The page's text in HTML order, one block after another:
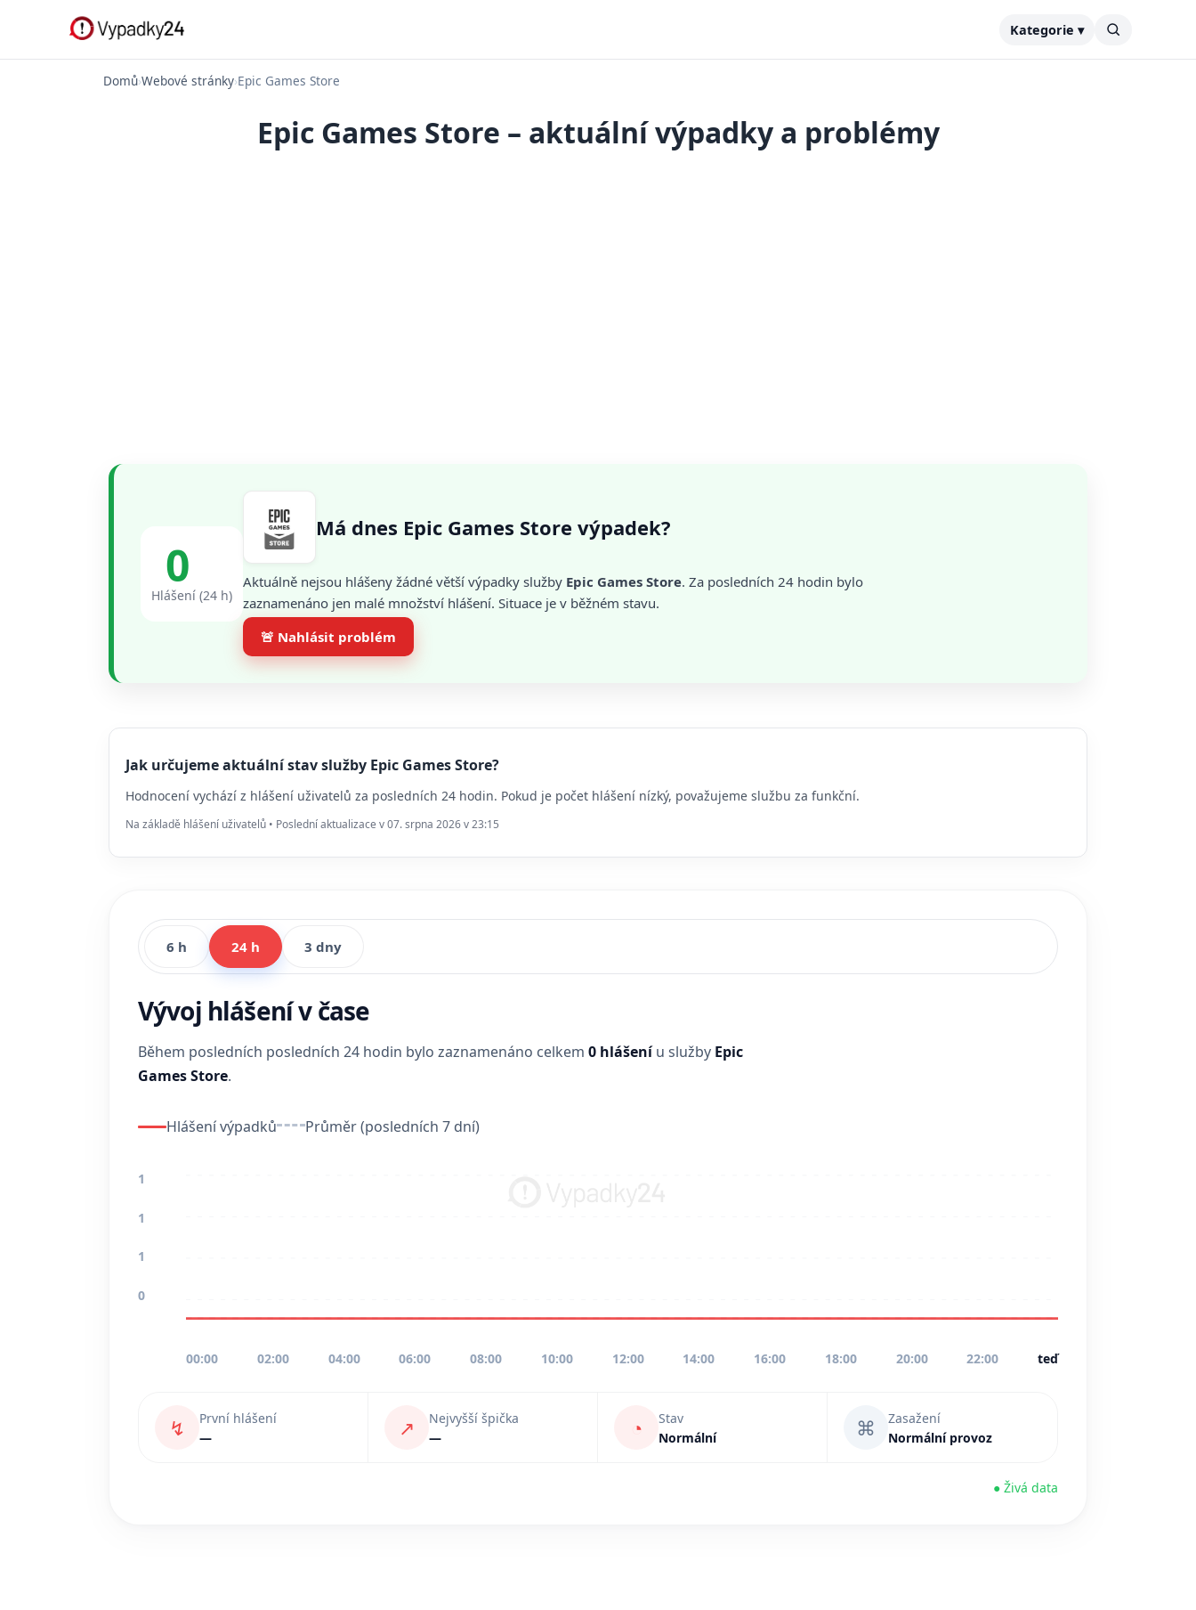
Kategorie ▾
Domů›Webové stránky›Epic Games Store
Epic Games Store – aktuální výpadky a problémy
0
Hlášení (24 h)
Má dnes Epic Games Store výpadek?
Aktuálně nejsou hlášeny žádné větší výpadky služby Epic Games Store. Za posledních 24 hodin bylo
zaznamenáno jen malé množství hlášení. Situace je v běžném stavu.
🚨 Nahlásit problém
Jak určujeme aktuální stav služby Epic Games Store?
Hodnocení vychází z hlášení uživatelů za posledních 24 hodin. Pokud je počet hlášení nízký, považujeme službu za funkční.
Na základě hlášení uživatelů • Poslední aktualizace v 07. srpna 2026 v 23:15
6 h 24 h 3 dny
Vývoj hlášení v čase
Během posledních posledních 24 hodin bylo zaznamenáno celkem 0 hlášeníu služby Epic
Games Store.
Hlášení výpadků Průměr (posledních 7 dní)
1
1
1
0
00:00 02:00 04:00 06:00 08:00 10:00 12:00 14:00 16:00 18:00 20:00 22:00 teď
↯
První hlášení
—
↗
Nejvyšší špička
—
◔
Stav
Normální
⌘
Zasažení
Normální provoz
● Živá data